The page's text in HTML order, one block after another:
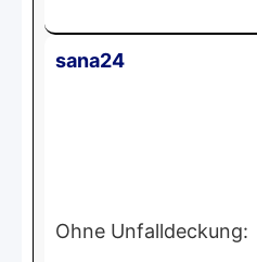
sana24
Ohne Unfalldeckung: